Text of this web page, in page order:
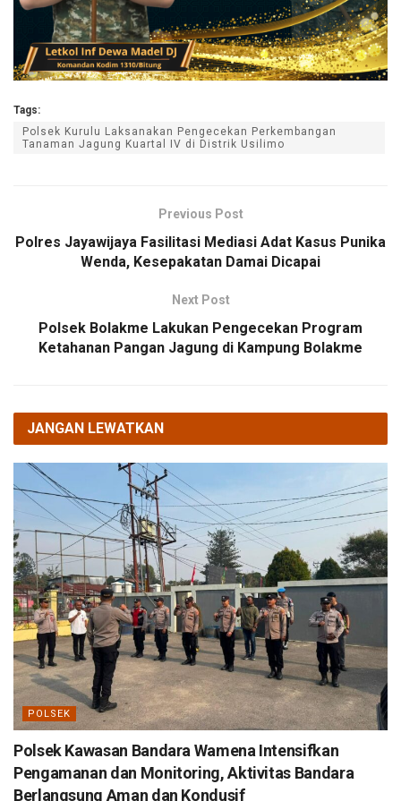
Tags:
Polsek Kurulu Laksanakan Pengecekan Perkembangan
Tanaman Jagung Kuartal IV di Distrik Usilimo
Previous Post
Polres Jayawijaya Fasilitasi Mediasi Adat Kasus Punika
Wenda, Kesepakatan Damai Dicapai
Next Post
Polsek Bolakme Lakukan Pengecekan Program
Ketahanan Pangan Jagung di Kampung Bolakme
JANGAN LEWATKAN
POLSEK
Polsek Kawasan Bandara Wamena Intensifkan
Pengamanan dan Monitoring, Aktivitas Bandara
Berlangsung Aman dan Kondusif